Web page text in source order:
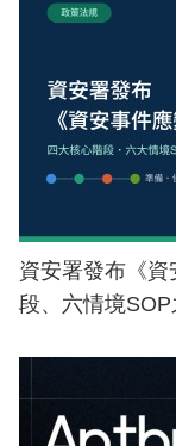
資安署發布《
段、六情境